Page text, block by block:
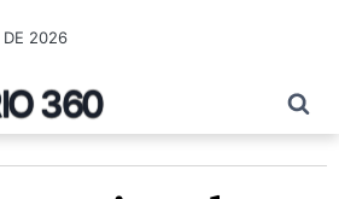
DE 2026
360